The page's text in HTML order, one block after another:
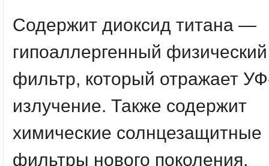
Содержит диоксид титана —
гипоаллергенный физический
фильтр, который отражает
излучение. Также содержит
химические солнцезащитные
фильтры нового поколения,